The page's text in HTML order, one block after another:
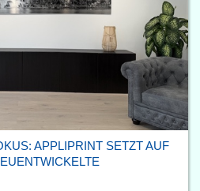
APPLIPRINT SETZT AUF